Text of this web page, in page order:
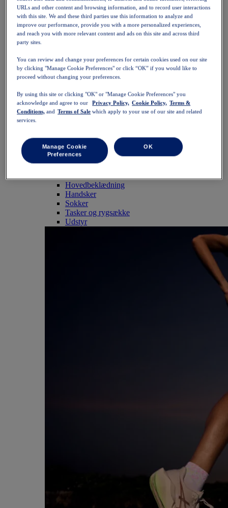
Tennis
Volleyball
Håndbold
Padel
SportStyle
Toppe
Sports-bh'er
Kortærmede trøjer
Langærmede trøjer
Hættetrøjer og sweatshirts
Shorts
Tights og leggings
Bukser
Nederdele og kjoler
Hovedbeklædning
Handsker
Sokker
Tasker og rygsække
Udstyr
URLs and other content and browsing information, and to record user interactions
with this site. We and these third parties use this information to analyze and
improve our performance, provide you with a more personalized experiences,
and reach you with more relevant content and ads on this site and across third
party sites.
You can review and change your preferences for certain cookies used on our site
by clicking "Manage Cookie Preferences" or click “OK” if you would like to
proceed without changing your preferences.
By using this site or clicking "OK" or "Manage Cookie Preferences" you
acknowledge and agree to our
Privacy Policy, Cookie Policy, Terms &
Conditions, and Terms of Sale which apply to your use of our site and related
services.
Manage Cookie
Preferences
OK